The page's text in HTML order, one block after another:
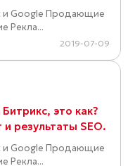
и Google Продающие
Рекла...
2019-07-09
это как?
результаты SEO.
и Google Продающие
Рекла...